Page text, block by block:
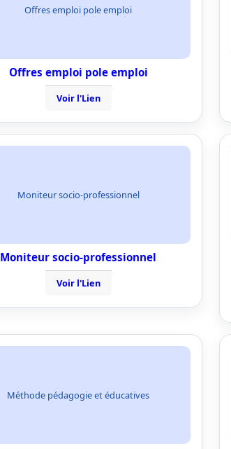
Offres emploi pole emploi
Offres emploi pole emploi
Voir l'Lien
Moniteur socio-professionnel
Moniteur socio-professionnel
Voir l'Lien
Méthode pédagogie et éducatives